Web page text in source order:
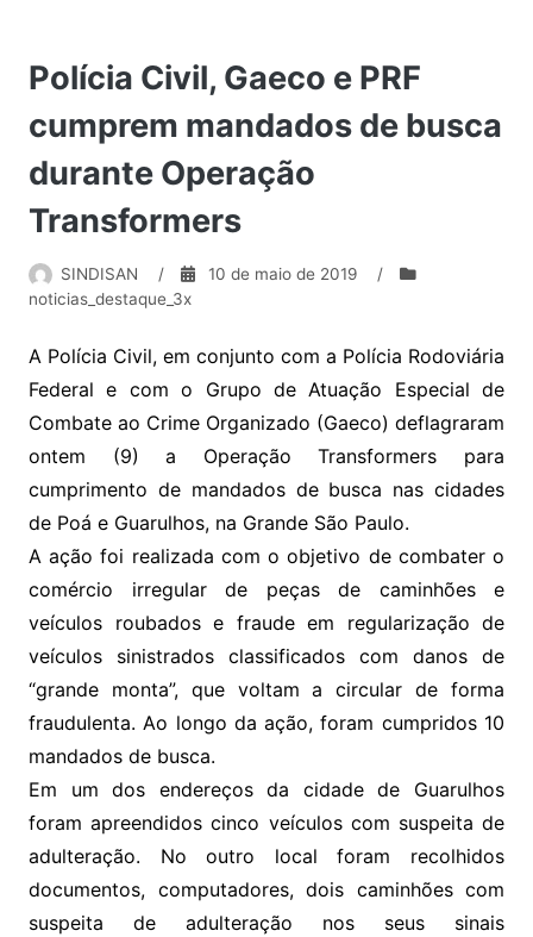
Polícia Civil, Gaeco e PRF
cumprem mandados de busca
durante Operação
Transformers
SINDISAN / 10 de maio de 2019
/
noticias_destaque_3x
A Polícia Civil, em conjunto com a Polícia Rodoviária
Federal e com o Grupo de Atuação Especial de
Combate ao Crime Organizado (Gaeco) deflagraram
ontem (9) a Operação Transformers para
cumprimento de mandados de busca nas cidades
de Poá e Guarulhos, na Grande São Paulo.
A ação foi realizada com o objetivo de combater o
comércio irregular de peças de caminhões e
veículos roubados e fraude em regularização de
veículos sinistrados classificados com danos de
“grande monta”, que voltam a circular de forma
fraudulenta. Ao longo da ação, foram cumpridos 10
mandados de busca.
Em um dos endereços da cidade de Guarulhos
foram apreendidos cinco veículos com suspeita de
adulteração. No outro local foram recolhidos
documentos, computadores, dois caminhões com
suspeita de adulteração nos seus sinais